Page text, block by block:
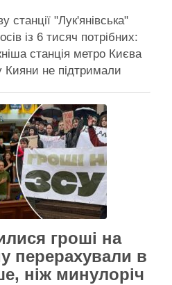
станції "Лук'янівська"
із 6 тисяч потрібних:
станція метро Києва
не підтримали
метро “Лук’янівська” на
відхилили 25 липня 2026
– за два місяці її
гроші на
перерахували в
ніж минулоріч